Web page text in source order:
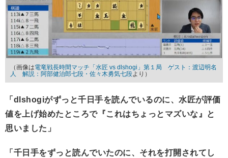
（画像は電竜戦長時間マッチ「水匠 vs dlshogi」第１局 ゲスト：渡辺明名
人 解説：阿部健治郎七段・佐々木勇気七段より）
「dlshogiがずっと千日手を読んでいるのに、水匠が評価
値を上げ始めたところで『これはちょっとマズいな』と
思いました」
「千日手をずっと読んでいたのに、それを打開されてし